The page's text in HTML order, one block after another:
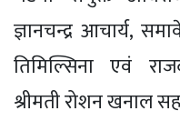
ज्ञानचन्द्र आचार्य,
तिमिल्सिना एवं
श्रीमती रोशन खनाल